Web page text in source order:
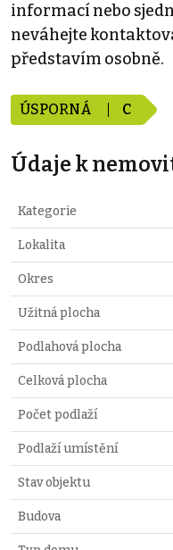
informací nebo
neváhejte
představím osobně.
ÚSPORNÁ C
Údaje k
Kategorie
Lokalita
Okres
Užitná plocha
Podlahová plocha
Celková plocha
Počet podlaží
Podlaží umístění
Stav objektu
Budova